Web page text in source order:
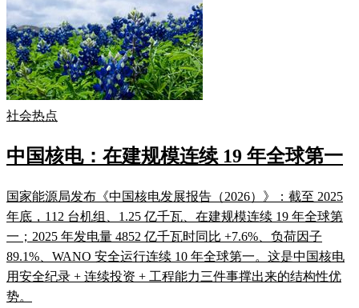
社会热点
中国核电：在建规模连续 19 年全球第一
国家能源局发布《中国核电发展报告（2026）》：截至 2025
年底，112 台机组、1.25 亿千瓦、在建规模连续 19 年全球第
一；2025 年发电量 4852 亿千瓦时同比 +7.6%、负荷因子
89.1%、WANO 安全运行连续 10 年全球第一。这是中国核电
用安全纪录 + 连续投资 + 工程能力三件事撑出来的结构性优
势。